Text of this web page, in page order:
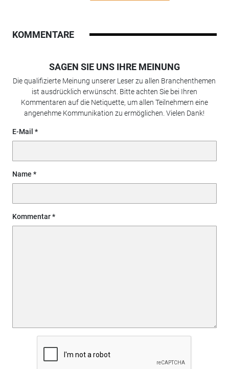
KOMMENTARE
SAGEN SIE UNS IHRE MEINUNG
Die qualifizierte Meinung unserer Leser zu allen Branchenthemen
ist ausdrücklich erwünscht. Bitte achten Sie bei Ihren
Kommentaren auf die Netiquette, um allen Teilnehmern eine
angenehme Kommunikation zu ermöglichen. Vielen Dank!
E-Mail
Name
Kommentar